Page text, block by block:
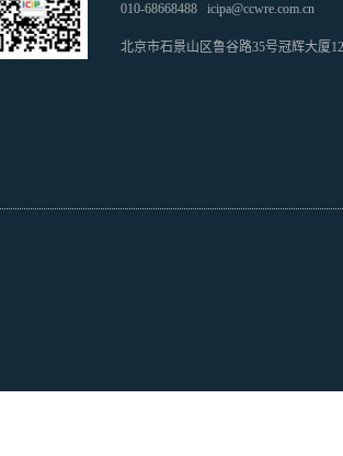
010-68668488 icipa@ccwre.com.cn
北京市石景山区鲁谷路35号冠辉大厦